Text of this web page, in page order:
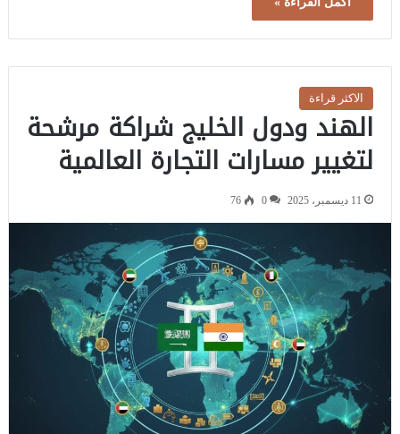
الاكثر قراءة
الهند ودول الخليج شراكة مرشحة
لتغيير مسارات التجارة العالمية
11 ديسمبر، 2025 0
76